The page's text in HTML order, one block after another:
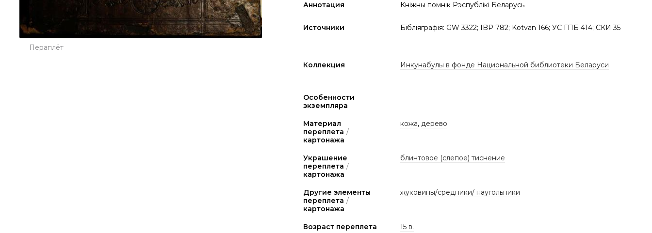
Пераплёт
Аннотация Кніжны помнік Рэспублікі Беларусь
Источники Бібліяграфія: GW 3322; IBP 782; Kotvan 166; УС ГПБ 414; СКИ 35
Коллекция Инкунабулы в фонде Национальной библиотеки Беларуси
Особенности
экземпляра
Материал
переплета /
картонажа
кожа, дерево
Украшение
переплета /
картонажа
блинтовое (слепое) тиснение
Другие элементы
переплета /
картонажа
жуковины/средники/ наугольники
Возраст переплета 15 в.